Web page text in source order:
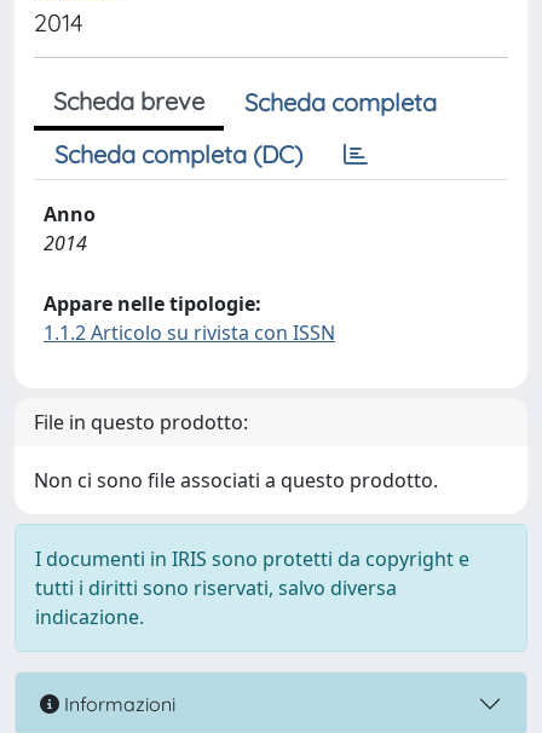
2014
Scheda breve
Scheda completa
Scheda completa (DC)
Anno
2014
Appare nelle tipologie:
1.1.2 Articolo su rivista con ISSN
File in questo prodotto:
Non ci sono file associati a questo prodotto.
I documenti in IRIS sono protetti da copyright e
tutti i diritti sono riservati, salvo diversa
indicazione.
Informazioni